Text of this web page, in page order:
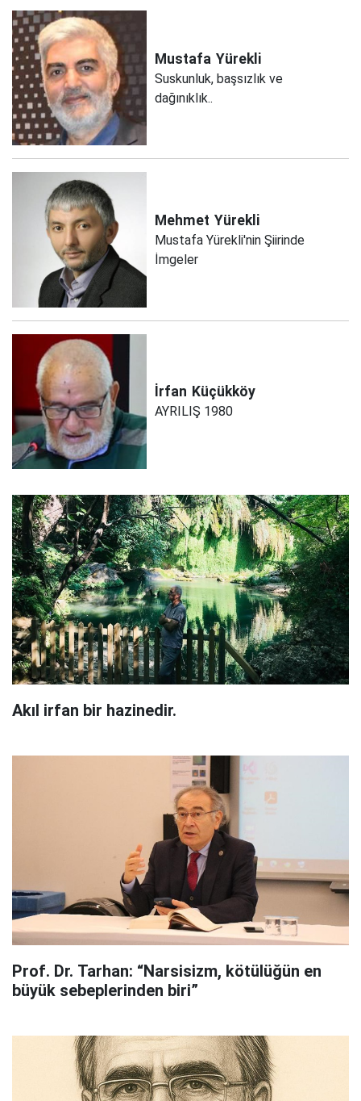
Mustafa Yürekli
Suskunluk, başsızlık ve
dağınıklık..
Mehmet Yürekli
Mustafa Yürekli'nin Şiirinde
İmgeler
İrfan Küçükköy
AYRILIŞ 1980
Akıl irfan bir hazinedir.
Prof. Dr. Tarhan: “Narsisizm, kötülüğün en
büyük sebeplerinden biri”